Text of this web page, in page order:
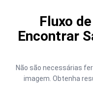
Fluxo
Encontrar
Não são necessárias
imagem. Obtenha